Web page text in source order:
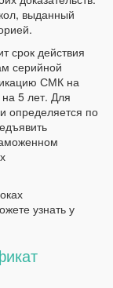
выданный
срок действия
серийной
СМК на
5 лет. Для
определяется по
узнать у